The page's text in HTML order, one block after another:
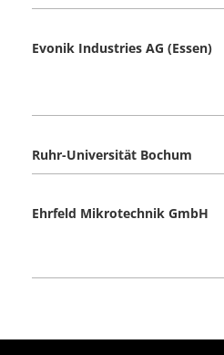
Evonik Industries AG (Essen)
Ruhr-Universität Bochum
Ehrfeld Mikrotechnik GmbH